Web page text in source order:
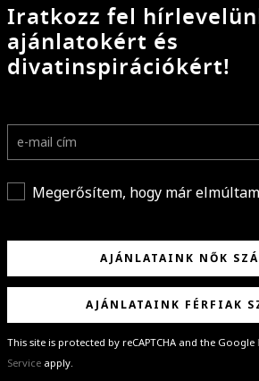
Iratkozz fel
ajánlatokért és
divatinspirációkért!
Megerősítem, hogy már
AJÁNLATAINK NŐK
AJÁNLATAINK FÉRFIAK
This site is protected by reCAPTCHA and the Google
Service apply.